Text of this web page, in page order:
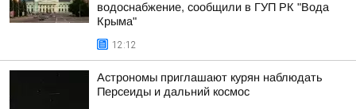
водоснабжение, сообщили в ГУП РК "Вода
Крыма"
12:12
Астрономы приглашают курян наблюдать
Персеиды и дальний космос